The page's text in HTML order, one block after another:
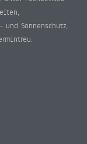
und Sonnenschutz,